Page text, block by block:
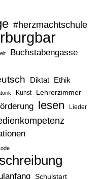
#herzmachtschule
Buchstabengasse
Diktat Ethik
Kunst Lehrerzimmer
lesen Lieder
Schulstart